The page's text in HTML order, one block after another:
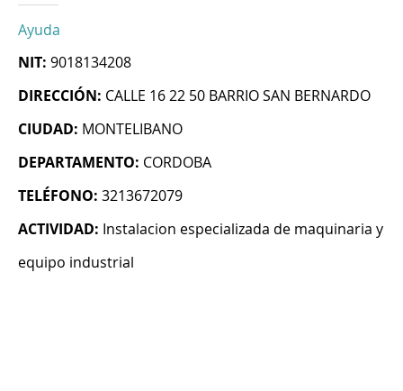
Ayuda
NIT: 9018134208
DIRECCIÓN: CALLE 16 22 50 BARRIO SAN BERNARDO
CIUDAD: MONTELIBANO
DEPARTAMENTO: CORDOBA
TELÉFONO: 3213672079
ACTIVIDAD: Instalacion especializada de maquinaria y
equipo industrial